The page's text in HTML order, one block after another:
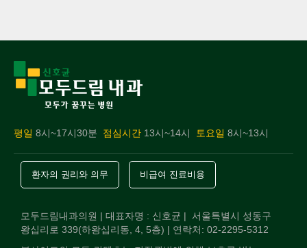
평일 8시~17시30분 점심시간 13시~14시 토요일 8시~13시
환자의 권리와 의무 비급여 진료비용
모두드림내과의원 | 대표자명 : 신호균 | 서울특별시 성동구
왕십리로 339(하왕십리동, 4, 5층) | 연락처: 02-2295-5312